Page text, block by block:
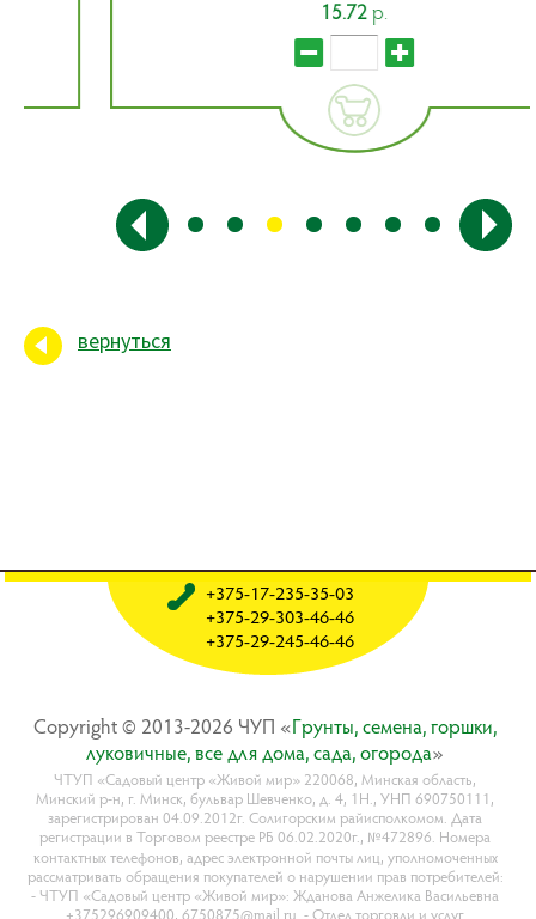
вернуться
Copyright © 2013-2026 ЧУП «Гpyнты, ceмeнa, гopшки,
лyкoвичныe, вce для дoмa, caдa, oгopoдa»
ЧТУП «Садовый центр «Живой мир» 220068, Минская область,
Минский р-н, г. Минск, бульвар Шевченко, д. 4, 1Н., УНП 690750111,
зарегистрирован 04.09.2012г. Солигорским райисполкомом. Дата
регистрации в Торговом реестре РБ 06.02.2020г., №472896. Номера
контактных телефонов, адрес электронной почты лиц, уполномоченных
рассматривать обращения покупателей о нарушении прав потребителей:
- ЧТУП «Садовый центр «Живой мир»: Жданова Анжелика Васильевна
+375296909400, 6750875@mail.ru. - Отдел торговли и услуг
+375-17-235-35-03
+375-29-303-46-46
+375-29-245-46-46